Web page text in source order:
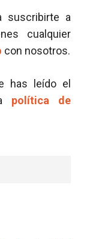
suscribirte a
cualquier
con nosotros.
has leído el
política de